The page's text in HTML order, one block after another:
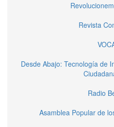
Revista
Desde Abajo: Tecnología de
Radio
Asamblea Popular de